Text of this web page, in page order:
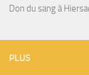
Don du sang à
PLUS